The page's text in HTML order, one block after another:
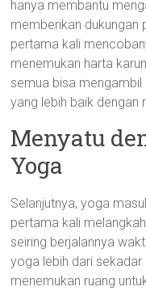
hanya membantu
memberikan dukungan
pertama kali
menemukan harta
semua bisa mengambil
yang lebih baik
Menyatu
Yoga
Selanjutnya, yoga
pertama kali
seiring berjalannya
yoga lebih dari
menemukan ruang